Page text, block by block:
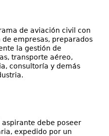
de aviación civil con
empresas, preparados
la gestión de
transporte aéreo,
consultoría y demás
debe poseer
expedido por un